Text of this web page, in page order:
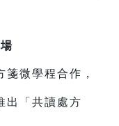
微學程合作，
出「共讀處方